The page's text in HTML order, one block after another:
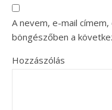
A nevem, e-mail
böngészőben a
Hozzászólás